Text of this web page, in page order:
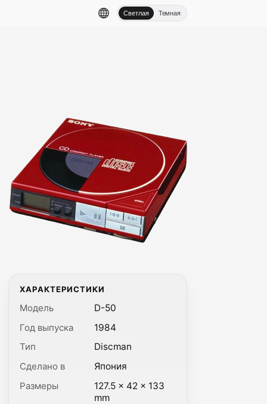
Светлая Темная
ХАРАКТЕРИСТИКИ
Модель
D-50
Год выпуска
1984
Тип
Discman
Сделано в
Япония
Размеры
127.5 × 42 × 133
mm